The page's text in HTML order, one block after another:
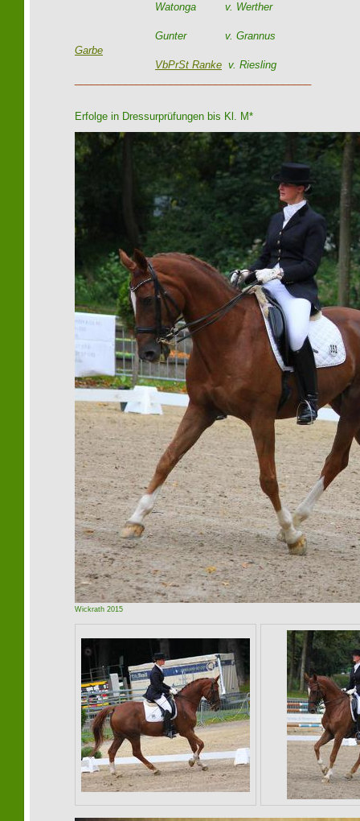
Watonga v. Werther
Gunter v. Grannus
Garbe
VbPrSt Ranke v. Riesling
Erfolge in Dressurprüfungen bis Kl. M*
Wickrath 2015